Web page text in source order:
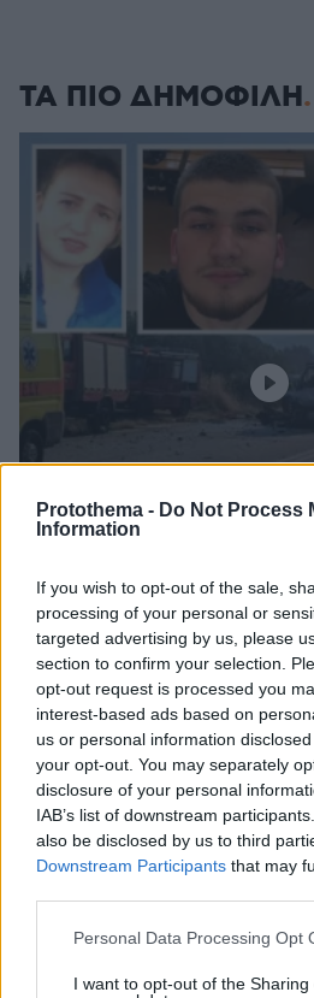
Protothema - Do Not Process
Information
If you wish to opt-out of the sale,
processing of your personal or
targeted advertising by us, please
section to confirm your selection.
opt-out request is processed you
interest-based ads based on
us or personal information
your opt-out. You may separately
disclosure of your personal
IAB’s list of downstream
also be disclosed by us to third
Downstream Participants that may
Please note that this website/app
not limited to your visit or usage
Personal Data Processing Opt
I want to opt-out of the Sharing
ΤΑ ΠΙΟ ΔΗΜΟΦΙΛΗ
Ο οδηγός του φορτηγού
τροχαίο με τους νεκρούς
η 43χρονη και ο 21χρονος
δουλειά
07.08.2026, 13:17